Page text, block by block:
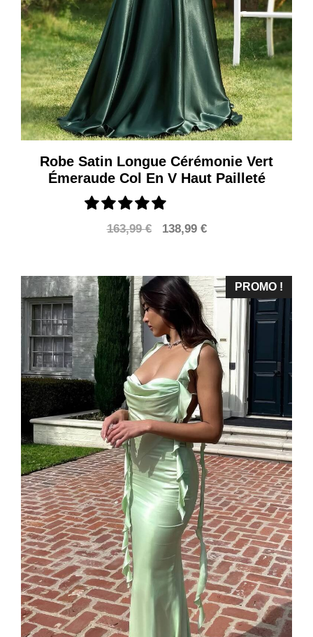
Robe Satin Longue Cérémonie Vert
Émeraude Col En V Haut Pailleté
163,99€
Le
était :
163,99 €.
138,99 €Le
est :
138,99 €.
PROMO !